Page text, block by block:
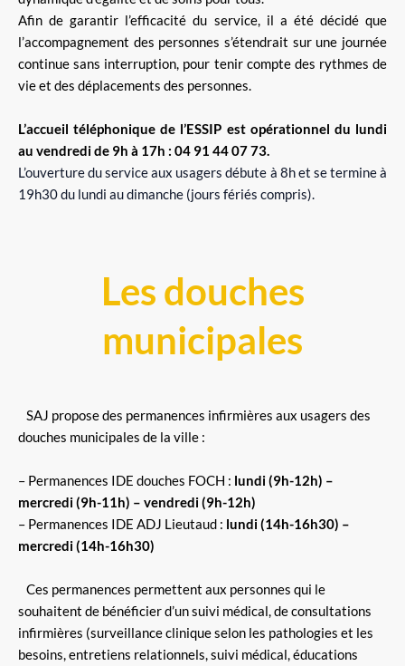
Afin de garantir l’efficacité du service, il a été décidé que
l’accompagnement des personnes s’étendrait sur une journée
continue sans interruption, pour tenir compte des rythmes de
vie et des déplacements des personnes.
L’accueil téléphonique de l’ESSIP est opérationnel du lundi
au vendredi de 9h à 17h : 04 91 44 07 73.
L’ouverture du service aux usagers débute à 8h et se termine à
19h30 du lundi au dimanche (jours fériés compris).
Les douches
municipales
SAJ propose des permanences infirmières aux usagers des
douches municipales de la ville :
– Permanences IDE douches FOCH : lundi (9h-12h) –
mercredi (9h-11h) – vendredi (9h-12h)
– Permanences IDE ADJ Lieutaud : lundi (14h-16h30) –
mercredi (14h-16h30)
Ces permanences permettent aux personnes qui le
souhaitent de bénéficier d’un suivi médical, de consultations
infirmières (surveillance clinique selon les pathologies et les
besoins, entretiens relationnels, suivi médical, éducations